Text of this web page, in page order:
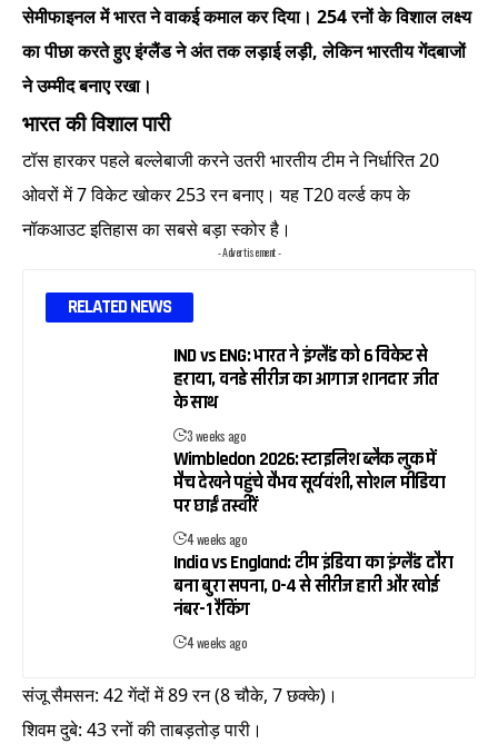
सेमीफाइनल में भारत ने वाकई कमाल कर दिया। 254 रनों के विशाल लक्ष्य
का पीछा करते हुए इंग्लैंड ने अंत तक लड़ाई लड़ी, लेकिन भारतीय गेंदबाजों
ने उम्मीद बनाए रखा।
भारत की विशाल पारी
टॉस हारकर पहले बल्लेबाजी करने उतरी भारतीय टीम ने निर्धारित 20
ओवरों में 7 विकेट खोकर 253 रन बनाए। यह T20 वर्ल्ड कप के
नॉकआउट इतिहास का सबसे बड़ा स्कोर है।
- Advertisement -
RELATED NEWS
IND vs ENG: भारत ने इंग्लैंड को 6 विकेट से
हराया, वनडे सीरीज का आगाज शानदार जीत
के साथ
3 weeks ago
Wimbledon 2026: स्टाइलिश ब्लैक लुक में
मैच देखने पहुंचे वैभव सूर्यवंशी, सोशल मीडिया
पर छाईं तस्वीरें
4 weeks ago
India vs England: टीम इंडिया का इंग्लैंड दौरा
बना बुरा सपना, 0-4 से सीरीज हारी और खोई
नंबर-1 रैंकिंग
4 weeks ago
संजू सैमसन: 42 गेंदों में 89 रन (8 चौके, 7 छक्के)।
शिवम दुबे: 43 रनों की ताबड़तोड़ पारी।